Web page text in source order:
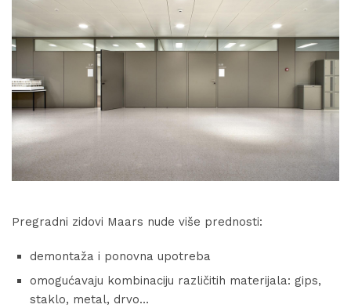
Pregradni zidovi Maars nude više prednosti:
demontaža i ponovna upotreba
omogućavaju kombinaciju različitih materijala: gips,
staklo, metal, drvo…